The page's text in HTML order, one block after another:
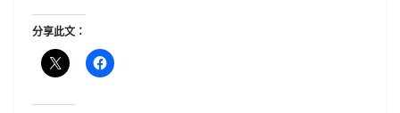
分享此文：